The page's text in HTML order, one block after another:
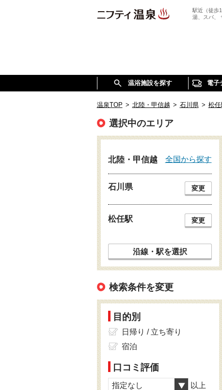
駅近（徒歩
湯、スパ、
温浴施設を探す 電子
温泉TOP > 北陸・甲信越 > 石川県 > 松任
選択中のエリア
北陸・甲信越 全国から探す
石川県 変更
松任駅 変更
沿線・駅を選択
検索条件を変更
目的別
日帰り / 立ち寄り
宿泊
口コミ評価
指定なし 以上